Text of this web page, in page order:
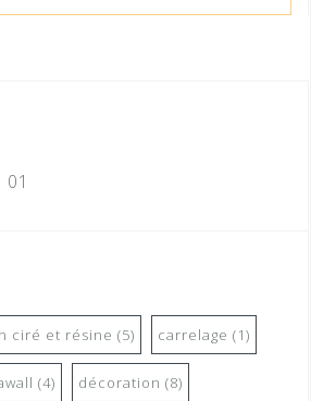
ciré et résine (5) carrelage (1)
(4) décoration (8)